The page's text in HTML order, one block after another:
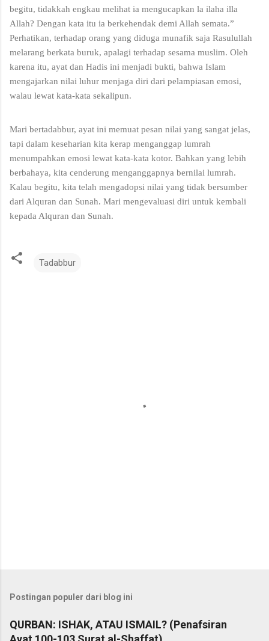
begitu, tidakkah engkau melihat ia mengucapkan la ilaha illa
Allah? Dengan kata itu ia berkehendak demi Allah semata.”
Perhatikan, terhadap orang yang diduga munafik saja Rasulullah
melarang berkata buruk, apalagi terhadap sesama muslim. Oleh
karena itu, ayat dan Hadis ini menjadi bukti, bahwa Islam
mengajarkan nilai luhur menjaga diri dari pelampiasan emosi,
walau lewat kata-kata sekalipun.
Mari bertadabbur, ayat ini memuat pesan nilai yang sangat jelas,
tapi dalam keseharian kita kerap menganggap lumrah
menumpahkan emosi lewat kata-kata kotor. Bahkan yang lebih
berbahaya, kita cenderung menganggapnya bernilai lumrah.
Kalau begitu, kita telah mengadopsi nilai yang tidak bersumber
dari Alquran dan Sunah. Mari mengevaluasi diri untuk kembali
kepada Alquran dan Sunah.
Tadabbur
Postingan populer dari blog ini
QURBAN: ISHAK, ATAU ISMAIL? (Penafsiran